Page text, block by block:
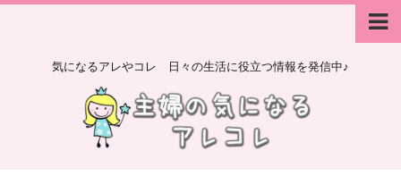
気になるアレやコレ 日々の生活に役立つ情報を発信中♪